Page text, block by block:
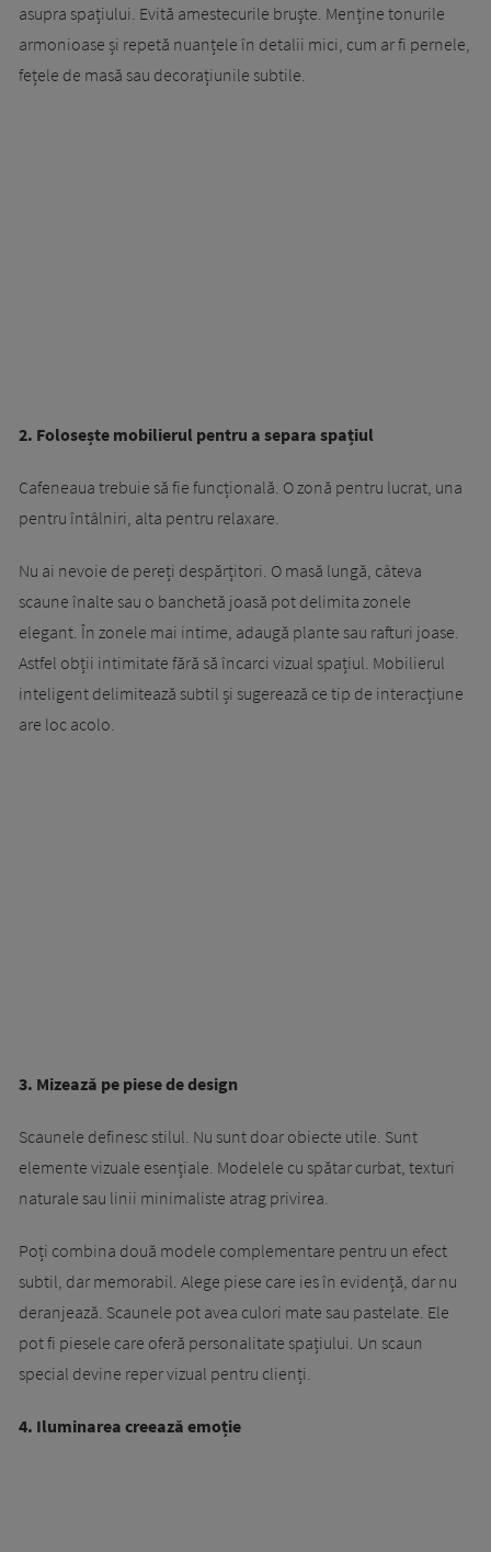
asupra spațiului. Evită amestecurile bruşte. Menține tonurile
armonioase și repetă nuanțele în detalii mici, cum ar fi pernele,
fețele de masă sau decorațiunile subtile.
2. Folosește mobilierul pentru a separa spațiul
Cafeneaua trebuie să fie funcțională. O zonă pentru lucrat, una
pentru întâlniri, alta pentru relaxare.
Nu ai nevoie de pereți despărțitori. O masă lungă, câteva
scaune înalte sau o banchetă joasă pot delimita zonele
elegant. În zonele mai intime, adaugă plante sau rafturi joase.
Astfel obții intimitate fără să încarci vizual spațiul. Mobilierul
inteligent delimitează subtil și sugerează ce tip de interacțiune
are loc acolo.
3. Mizează pe piese de design
Scaunele definesc stilul. Nu sunt doar obiecte utile. Sunt
elemente vizuale esențiale. Modelele cu spătar curbat, texturi
naturale sau linii minimaliste atrag privirea.
Poți combina două modele complementare pentru un efect
subtil, dar memorabil. Alege piese care ies în evidență, dar nu
deranjează. Scaunele pot avea culori mate sau pastelate. Ele
pot fi piesele care oferă personalitate spațiului. Un scaun
special devine reper vizual pentru clienți.
4. Iluminarea creează emoție